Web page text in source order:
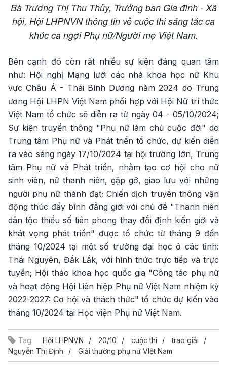
Bà Trương Thị Thu Thủy, Trưởng ban Gia đình - Xã
hội, Hội LHPNVN thông tin về cuộc thi sáng tác ca
khúc ca ngợi Phụ nữ/Người mẹ Việt Nam.
Bên cạnh đó còn rất nhiều sự kiện đáng quan tâm
như: Hội nghị Mạng lưới các nhà khoa học nữ Khu
vực Châu Á - Thái Bình Dương năm 2024 do Trung
ương Hội LHPN Việt Nam phối hợp với Hội Nữ trí thức
Việt Nam tổ chức sẽ diễn ra từ ngày 04 - 05/10/2024;
Sự kiện truyền thông "Phụ nữ làm chủ cuộc đời" do
Trung tâm Phụ nữ và Phát triển tổ chức, dự kiến diễn
ra vào sáng ngày 17/10/2024 tại hội trường lớn, Trung
tâm Phụ nữ và Phát triển, nhằm tạo cơ hội cho nữ
sinh viên, nữ thanh niên, gặp gỡ, giao lưu với những
người phụ nữ thành đạt; Chiến dịch truyền thông vận
động thúc đẩy bình đẳng giới với chủ đề "Thanh niên
dân tộc thiểu số tiên phong thay đổi định kiến giới và
khát vọng phát triển" được tổ chức từ tháng 9 đến
tháng 10/2024 tại một số trường đại học ở các tỉnh:
Thái Nguyên, Đắk Lắk, với hình thức trực tiếp và trực
tuyến; Hội thảo khoa học quốc gia "Công tác phụ nữ
và hoạt động Hội Liên hiệp Phụ nữ Việt Nam nhiệm kỳ
2022-2027: Cơ hội và thách thức" tổ chức dự kiến vào
tháng 10/2024 tại Học viện Phụ nữ Việt Nam.
Tag: Hội LHPNVN 20/10 cuộc thi
trao giải
Nguyễn Thị Định
Giải thưởng phụ nữ VIệt Nam